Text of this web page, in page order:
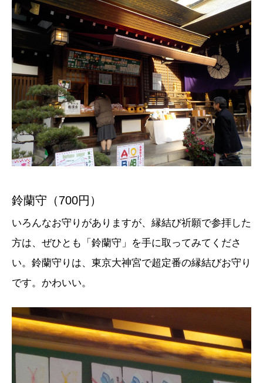
鈴蘭守（700円）
いろんなお守りがありますが、縁結び祈願で参拝した
方は、ぜひとも「鈴蘭守」を手に取ってみてくださ
い。鈴蘭守りは、東京大神宮で超定番の縁結びお守り
です。かわいい。